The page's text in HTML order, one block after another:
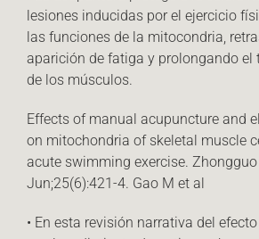
lesiones inducidas por el ejercicio
las funciones de la mitocondria,
aparición de fatiga y prolongando el
de los músculos.
Effects of manual acupuncture and
on mitochondria of skeletal muscle
acute swimming exercise.
Jun;25(6):421-4. Gao M et al
• En esta revisión narrativa del